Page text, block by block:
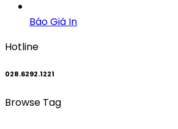
Báo Giá In
Hotline
028.6292.1221
Browse Tag